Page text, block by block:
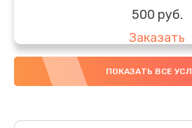
500 руб.
Заказать
Ремонт
Заказать
ПОКАЗАТЬ ВСЕ